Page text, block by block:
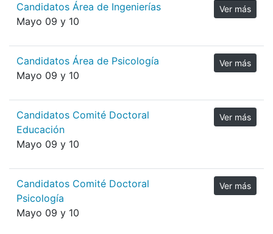
Candidatos Área de Ingenierías
Mayo 09 y 10
Ver más
Candidatos Área de Psicología
Mayo 09 y 10
Ver más
Candidatos Comité Doctoral
Educación
Mayo 09 y 10
Ver más
Candidatos Comité Doctoral
Psicología
Mayo 09 y 10
Ver más